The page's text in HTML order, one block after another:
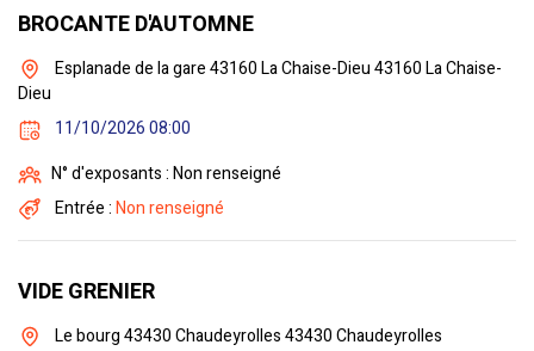
BROCANTE D'AUTOMNE
Esplanade de la gare 43160 La Chaise-Dieu 43160 La Chaise-
Dieu
11/10/2026 08:00
N° d'exposants : Non renseigné
Entrée :Non renseigné
VIDE GRENIER
Le bourg 43430 Chaudeyrolles 43430 Chaudeyrolles